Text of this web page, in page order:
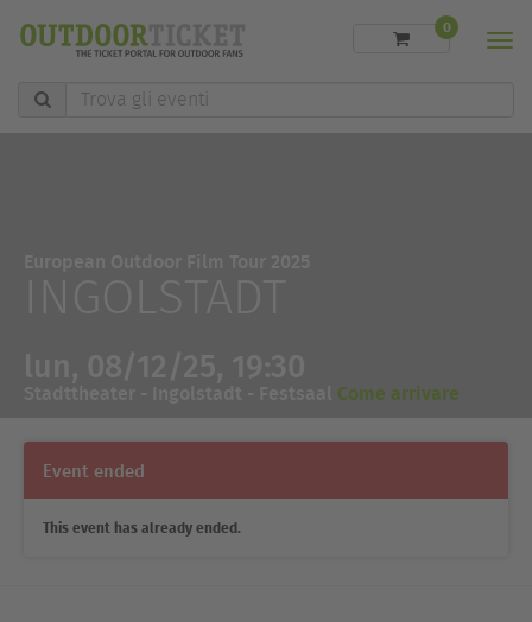
Trova
0
Come arrivare
Event ended
This event has already ended.